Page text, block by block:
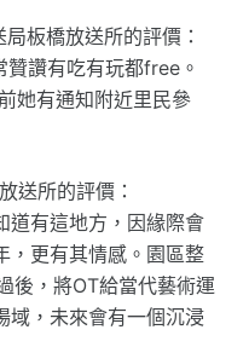
板橋放送所的評價：
贊讚有吃有玩都free。
她有通知附近里民參
送所的評價：
道有這地方，因緣際會
，更有其情感。園區整
後，將OT給當代藝術運
域，未來會有一個沉浸